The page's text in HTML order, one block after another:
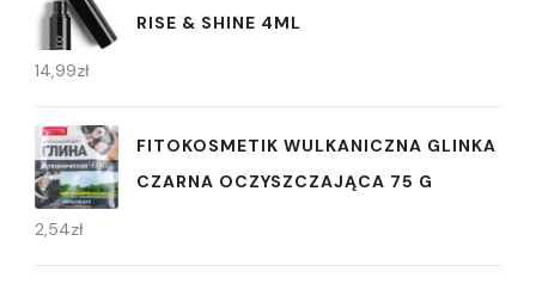
RISE & SHINE 4ML
14,99zł
FITOKOSMETIK WULKANICZNA GLINKA
CZARNA OCZYSZCZAJĄCA 75 G
2,54zł